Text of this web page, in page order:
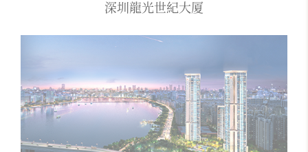
深圳龍光世紀大厦